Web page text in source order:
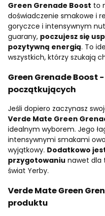
Green Grenade Boost to
doświadczenie smakowe i
goryczce i intensywnym
guarany, poczujesz się
pozytywną energią. To
wszystkich, którzy szukają
Green Grenade Boost
początkujących
Jeśli dopiero zaczynasz
Verde Mate Green
idealnym wyborem. Jego
intensywnymi smakami
wyjątkowy. Dodatkowo
przygotowaniu nawet dla
świat Yerby.
Verde Mate Green
produktu